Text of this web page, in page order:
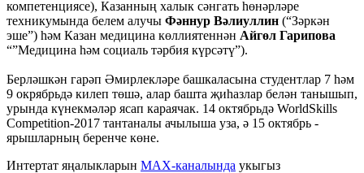
компетенциясе), Казанның халык сәнгать һөнәрләре
техникумында белем алучы Фәннур Вәлиуллин (“Зәркән
эше”) һәм Казан медицина көллиятеннән Айгөл Гарипова
“”Медицина һәм социаль тәрбия күрсәтү”).
Берләшкән гарәп Әмирлекләре башкаласына студентлар 7 һәм
9 окрябрьдә килеп төшә, алар башта җиһазлар белән танышып,
урында күнекмәләр ясап караячак. 14 октябрьдә WorldSkills
Competition-2017 тантаналы ачылыша уза, ә 15 октябрь -
ярышларның беренче көне.
Интертат яңалыкларын MAX-каналында укыгыз